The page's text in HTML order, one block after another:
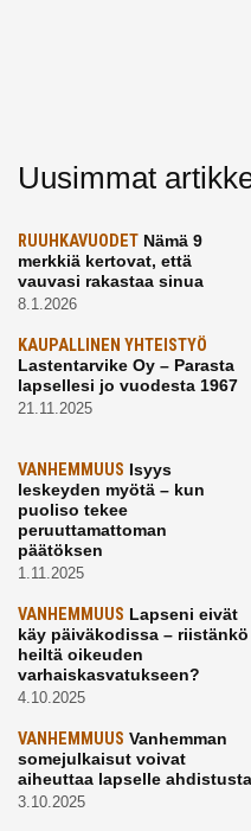
Uusimmat
RUUHKAVUODET Nämä 9
merkkiä kertovat, että
vauvasi rakastaa sinua
8.1.2026
KAUPALLINEN YHTEISTYÖ
Lastentarvike Oy – Parasta
lapsellesi jo vuodesta 1967
21.11.2025
VANHEMMUUS Isyys
leskeyden myötä – kun
puoliso tekee
peruuttamattoman
päätöksen
1.11.2025
VANHEMMUUS Lapseni eivät
käy päiväkodissa – riistänkö
heiltä oikeuden
varhaiskasvatukseen?
4.10.2025
VANHEMMUUS Vanhemman
somejulkaisut voivat
aiheuttaa lapselle ahdistusta
3.10.2025